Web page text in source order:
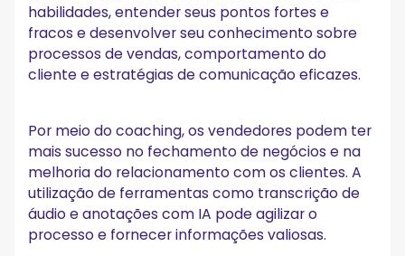
plano de ação
7. Responsabilize seus representantes de vendas
8. Prepare-se e pratique com vários cenários de coaching
9. Atualize suas sessões de treinamento de vendas
11. Incentive as equipes de vendas a se autoavaliarem
12. Monitore o desempenho de vendas e ajuste conforme
necessário
13. Saiba como fornecer feedback adequadamente
14. Compartilhe celebrações (e fracassos)
15. Concentre-se em uma melhoria de cada vez
Comece sua jornada para um coaching de vendas
habilidades, entender seus pontos fortes e
fracos e desenvolver seu conhecimento sobre
processos de vendas, comportamento do
cliente e estratégias de comunicação eficazes.
Por meio do coaching, os vendedores podem ter
mais sucesso no fechamento de negócios e na
melhoria do relacionamento com os clientes. A
utilização de ferramentas como transcrição de
áudio e anotações com IA pode agilizar o
processo e fornecer informações valiosas.